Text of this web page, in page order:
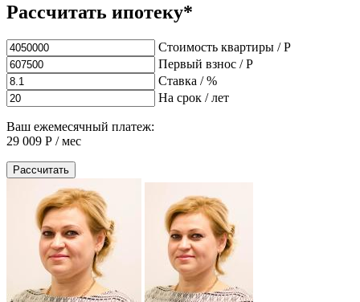
Рассчитать ипотеку*
Стоимость квартиры / Р
Первый взнос / Р
Ставка / %
На срок / лет
Ваш ежемесячный платеж:
29 009 Р / мес
Рассчитать